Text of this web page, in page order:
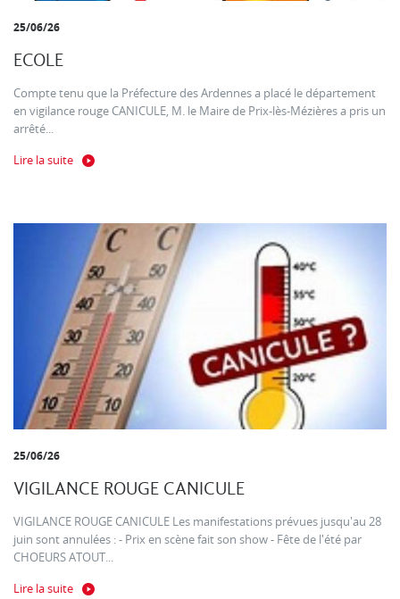
25/06/26
ECOLE
Compte tenu que la Préfecture des Ardennes a placé le département
en vigilance rouge CANICULE, M. le Maire de Prix-lès-Mézières a pris un
arrêté...
Lire la suite
25/06/26
VIGILANCE ROUGE CANICULE
VIGILANCE ROUGE CANICULE Les manifestations prévues jusqu'au 28
juin sont annulées : - Prix en scène fait son show - Fête de l'été par
CHOEURS ATOUT...
Lire la suite